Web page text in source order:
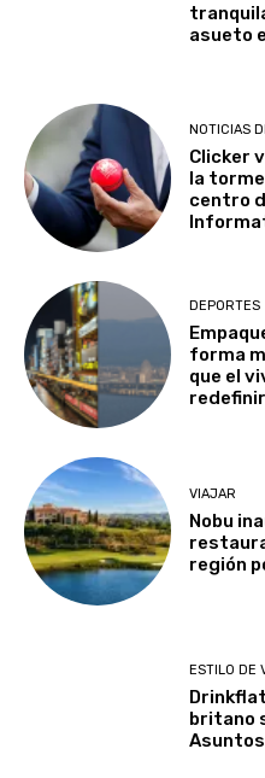
asueto
NOTICIAS
Clicker
la
centro
DEPORTES
forma
que el
VIAJAR
Nobu
región
ESTILO DE
britano